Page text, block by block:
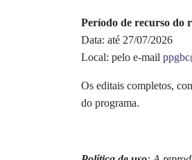
Período de recurso do
Data: até 27/07/2026
Local: pelo e-mail
Os editais completos,
do programa.